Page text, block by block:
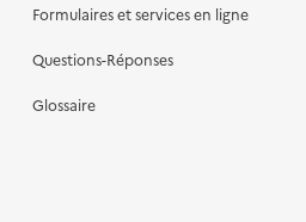
Formulaires et services en ligne
Questions-Réponses
Glossaire